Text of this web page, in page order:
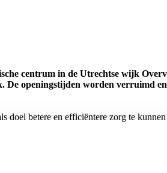
centrum in de Utrechtse wijk
De openingstijden worden verruimd
doel betere en efficiëntere zorg te